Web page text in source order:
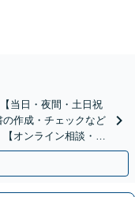
当日・夜間・土日祝
作成・チェックなど
オンライン相談・電